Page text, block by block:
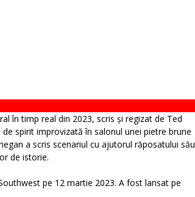
în timp real din 2023, scris și regizat de Ted
spirit improvizată în salonul unei pietre brune
a scris scenariul cu ajutorul răposatului său
de istorie.
pe 12 martie 2023. A fost lansat pe